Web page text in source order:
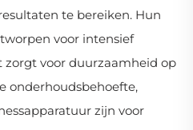
te bereiken. Hun
voor intensief
voor duurzaamheid op
onderhoudsbehoefte,
zijn voor